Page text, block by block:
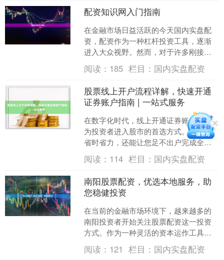
配资知识网入门指南
在金融市场日益活跃的今天国内实盘配
资，配资作为一种杠杆投资工具，逐渐
进入大众视野。然而，对于许多刚接触
这一领域的新手而言，“配资”二字往往伴
随着机会与风险的双重....
阅读： 185 栏目： 国内实盘配资
股票线上开户流程详解，快速开通
证券账户指南 | 一站式服务
在数字化时代，线上开通证券账户已成
为投资者进入股市的首选方式。它不仅
省时省力，还能让您足不出户完成全部
流程。本文将为您详细解析股票线上开
户的每一步，助您快速、安....
阅读： 114 栏目： 国内实盘配资
南阳股票配资，优选本地服务，助
您稳健投资
在当前的金融市场环境下，越来越多的
南阳投资者开始关注股票配资这一投资
方式。作为一种灵活的资本运作工具，
股票配资能够帮助投资者在自身资金有
限的情况下，通过合法合规....
阅读： 121 栏目： 国内实盘配资